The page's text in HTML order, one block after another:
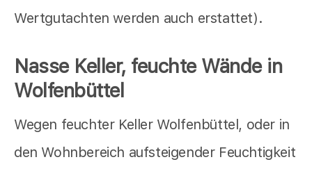
Wertgutachten werden auch erstattet).
Nasse Keller, feuchte Wände in
Wolfenbüttel
Wegen feuchter Keller Wolfenbüttel, oder in
den Wohnbereich aufsteigender Feuchtigkeit